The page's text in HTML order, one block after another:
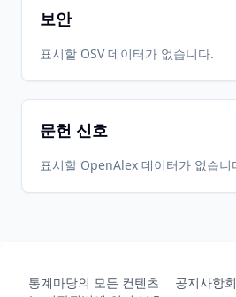
보안
표시할 OSV 데이터가 없습니다.
문헌 신호
표시할 OpenAlex 데이터가 없습니
통계마당의 모든 컨텐츠
공지사항